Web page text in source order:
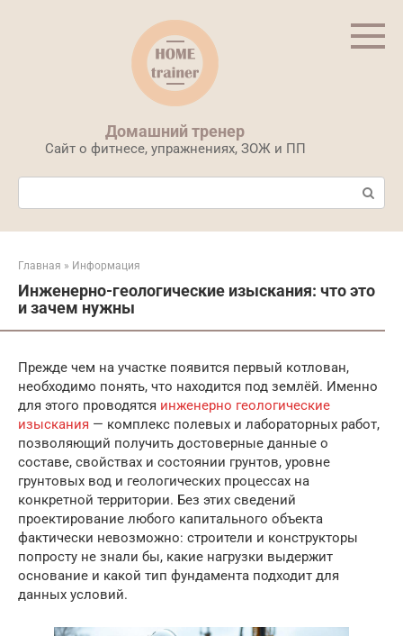
Домашний тренер
Сайт о фитнесе, упражнениях, ЗОЖ и ПП
Поиск:
Главная » Информация
Инженерно-геологические изыскания: что это
и зачем нужны
Прежде чем на участке появится первый котлован,
необходимо понять, что находится под землёй. Именно
для этого проводятся инженерно геологические
изыскания — комплекс полевых и лабораторных работ,
позволяющий получить достоверные данные о
составе, свойствах и состоянии грунтов, уровне
грунтовых вод и геологических процессах на
конкретной территории. Без этих сведений
проектирование любого капитального объекта
фактически невозможно: строители и конструкторы
попросту не знали бы, какие нагрузки выдержит
основание и какой тип фундамента подходит для
данных условий.